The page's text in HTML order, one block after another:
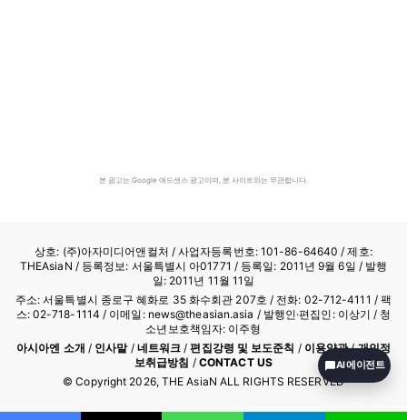
본 광고는 Google 애드센스 광고이며, 본 사이트와는 무관합니다.
상호: (주)아자미디어앤컬처 /사업자등록번호: 101-86-64640 / 제호:
THEAsiaN / 등록정보: 서울특별시 아01771 / 등록일: 2011년 9월 6일 / 발행
일: 2011년 11월 11일
주소: 서울특별시 종로구 혜화로 35 화수회관 207호 / 전화: 02-712-4111 / 팩
스: 02-718-1114 / 이메일: news@theasian.asia / 발행인·편집인: 이상기 / 청
소년보호책임자: 이주형
아시아엔 소개 / 인사말/ 네트워크 /편집강령 및 보도준칙 / 이용약관/개인정
보취급방침 / CONTACT US
© Copyright 2026, THE AsiaN ALL RIGHTS RESERVED
AI 에이전트